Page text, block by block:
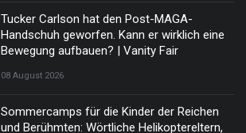
Tucker Carlson hat den Post-MAGA-
Handschuh geworfen. Kann er wirklich eine
Bewegung aufbauen? | Vanity Fair
08 August 2026
Sommercamps für die Kinder der Reichen
und Berühmten: Wörtliche Helikoptereltern,